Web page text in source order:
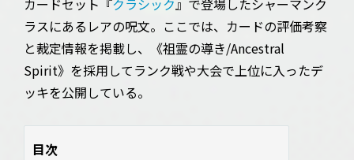
カードセット『クラシック』で登場したシャーマンク
ラスにあるレアの呪文。ここでは、カードの評価考察
と裁定情報を掲載し、《祖霊の導き/Ancestral
Spirit》を採用してランク戦や大会で上位に入ったデ
ッキを公開している。
目次